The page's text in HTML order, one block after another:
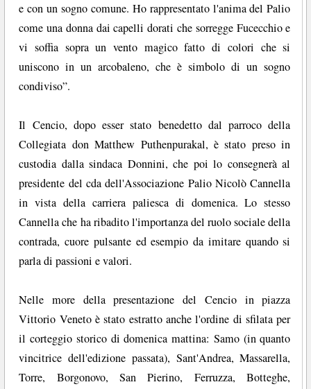
e con un sogno comune. Ho rappresentato l'anima del Palio
come una donna dai capelli dorati che sorregge Fucecchio e
vi soffia sopra un vento magico fatto di colori che si
uniscono in un arcobaleno, che è simbolo di un sogno
condiviso”.
Il Cencio, dopo esser stato benedetto dal parroco della
Collegiata don Matthew Puthenpurakal, è stato preso in
custodia dalla sindaca Donnini, che poi lo consegnerà al
presidente del cda dell'Associazione Palio Nicolò Cannella
in vista della carriera paliesca di domenica. Lo stesso
Cannella che ha ribadito l'importanza del ruolo sociale della
contrada, cuore pulsante ed esempio da imitare quando si
parla di passioni e valori.
Nelle more della presentazione del Cencio in piazza
Vittorio Veneto è stato estratto anche l'ordine di sfilata per
il corteggio storico di domenica mattina: Samo (in quanto
vincitrice dell'edizione passata), Sant'Andrea, Massarella,
Torre, Borgonovo, San Pierino, Ferruzza, Botteghe,